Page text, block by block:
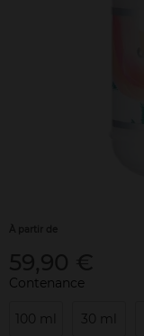
Contenance
100 ml 30 ml